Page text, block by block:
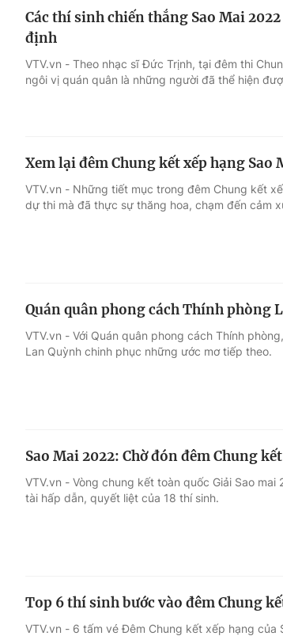
Các thí sinh chiến thắng Sao Mai
định
VTV.vn - Theo nhạc sĩ Đức Trịnh, tại đêm thi
ngôi vị quán quân là những người đã thể hiện
Xem lại đêm Chung kết xếp hạng Sao
VTV.vn - Những tiết mục trong đêm Chung kết
dự thi mà đã thực sự thăng hoa, chạm đến cảm
Quán quân phong cách Thính phòng
VTV.vn - Với Quán quân phong cách Thính
Lan Quỳnh chinh phục những ước mơ tiếp theo.
Sao Mai 2022: Chờ đón đêm Chung
VTV.vn - Vòng chung kết toàn quốc Giải Sao
tài hấp dẫn, quyết liệt của 18 thí sinh.
Top 6 thí sinh bước vào đêm Chung
VTV.vn - 6 tấm vé Đêm Chung kết xếp hạng của